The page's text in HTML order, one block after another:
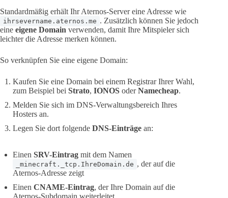
Standardmäßig erhält Ihr Aternos-Server eine Adresse wie
ihrsevername.aternos.me . Zusätzlich können Sie jedoch
eine eigene Domain verwenden, damit Ihre Mitspieler sich
leichter die Adresse merken können.
So verknüpfen Sie eine eigene Domain:
Kaufen Sie eine Domain bei einem Registrar Ihrer Wahl,
zum Beispiel bei Strato, IONOS oderNamecheap.
Melden Sie sich im DNS-Verwaltungsbereich Ihres
Hosters an.
Legen Sie dort folgende DNS-Einträge an:
Einen SRV-Eintrag mit dem Namen
_minecraft._tcp.IhreDomain.de , der auf die
Aternos-Adresse zeigt
Einen CNAME-Eintrag, der Ihre Domain auf die